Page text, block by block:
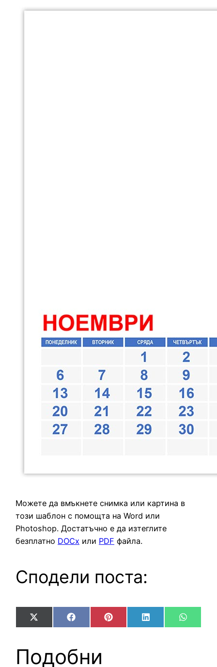
Можете да вмъкнете снимка или картина в
този шаблон с помощта на Word или
Photoshop. Достатъчно е да изтеглите
безплатно DOCx или PDF файла.
Сподели поста:
Share
on
X
(Twitter)
Share
on
FacebookShare
on
Pinterest Share
on
LinkedIn Share
on
Подобни